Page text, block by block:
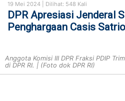
19 Mei 2024 | Dilihat: 548 Kali
DPR Apresiasi Jenderal
Penghargaan Casis
Anggota Komisi III DPR Fraksi PDIP
di DPR RI. | (Foto dok DPR RI)